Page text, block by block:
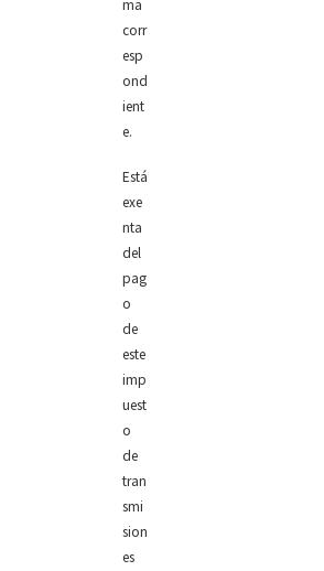
ma
corr
esp
ond
ient
e.
Está
exe
nta
del
pag
o
de
este
imp
uest
o
de
tran
smi
sion
es